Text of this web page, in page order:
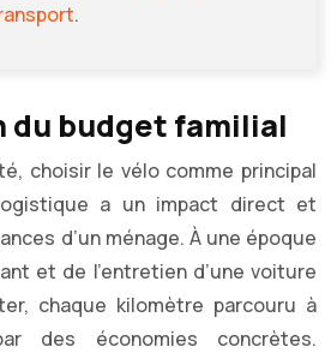
.
du budget familial
choisir le vélo comme principal
a un impact direct et
d’un ménage. À une époque
et de l’entretien d’une voiture
chaque kilomètre parcouru à
des économies concrètes.